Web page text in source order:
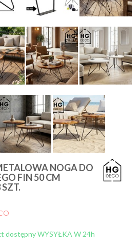
NOGA DO
FIN 50 CM
dostępny WYSYŁKA W 24h